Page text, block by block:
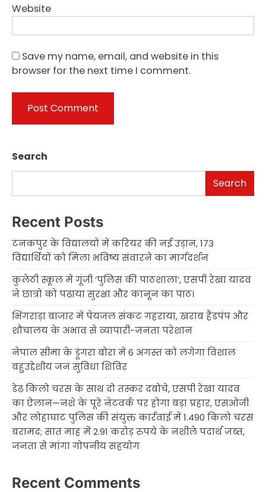
Website
Save my name, email, and website in this
browser for the next time I comment.
Search
Search
Recent Posts
टनकपुर के विद्यालयों में करियर की नई उड़ान, 173
विद्यार्थियों को मिला भविष्य संवारने का मार्गदर्शन
कुलेठी स्कूल में गूंजी ‘पुलिस की पाठशाला’, एसपी रेखा यादव
ने छात्रों को पढ़ाया सुरक्षा और कानून का पाठ।
भिंगराड़ा बाजार में पेयजल संकट गहराया, खराब हैंडपंप और
शौचालय के अभाव से व्यापारी-जनता परेशान
नेपाल सीमा के डूंगरा बोरा में 6 अगस्त को लगेगा विशाल
बहुउद्देशीय जन सुविधा शिविर
डेढ़ किलो चरस के साथ दो तस्कर दबोचे, एसपी रेखा यादव
का ऐलान—नशे के पूरे नेटवर्क पर होगा बड़ा प्रहार, एसओजी
और लोहाघाट पुलिस की संयुक्त कार्रवाई में 1.490 किलो चरस
बरामद; सात माह में 2.91 करोड़ रुपये के नशीले पदार्थ जब्त,
जनता से मांगा गोपनीय सहयोग
Recent Comments